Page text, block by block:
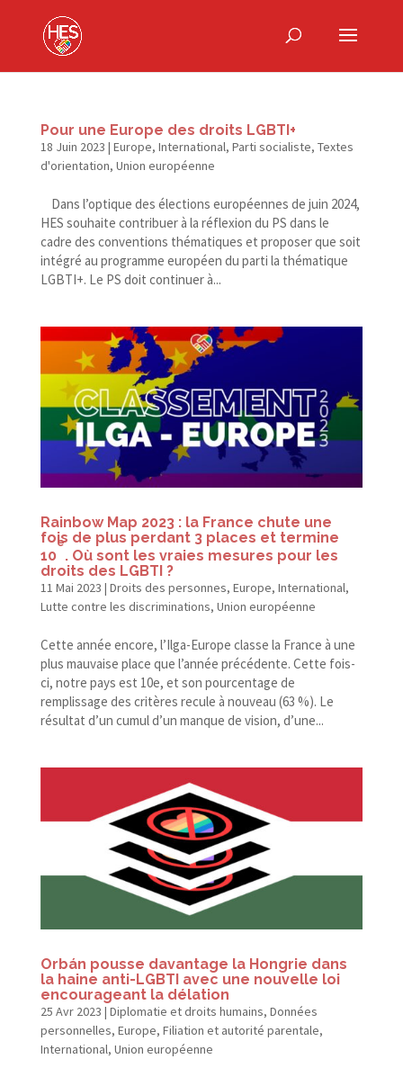
Pour une Europe des droits LGBTI+
18 Juin 2023 | Europe, International, Parti socialiste, Textes
d'orientation, Union européenne
Dans l’optique des élections européennes de juin 2024,
HES souhaite contribuer à la réflexion du PS dans le
cadre des conventions thématiques et proposer que soit
intégré au programme européen du parti la thématique
LGBTI+. Le PS doit continuer à...
Rainbow Map 2023 : la France chute une
fois de plus perdant 3 places et termine
10
e
. Où sont les vraies mesures pour les
droits des LGBTI ?
11 Mai 2023 | Droits des personnes, Europe, International,
Lutte contre les discriminations, Union européenne
Cette année encore, l’Ilga-Europe classe la France à une
plus mauvaise place que l’année précédente. Cette fois-​
ci, notre pays est 10e, et son pourcentage de
remplissage des critères recule à nouveau (63 %). Le
résultat d’un cumul d’un manque de vision, d’une...
Orbán pousse davantage la Hongrie dans
la haine anti-​LGBTI avec une nouvelle loi
encourageant la délation
25 Avr 2023 | Diplomatie et droits humains, Données
personnelles, Europe, Filiation et autorité parentale,
International, Union européenne